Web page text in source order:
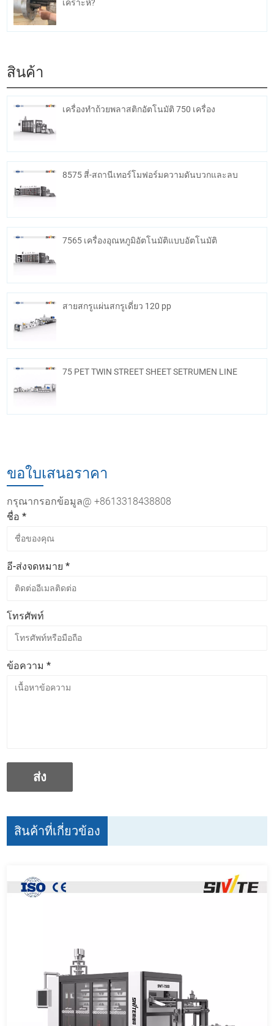
เคราะห์?
สินค้า
เครื่องทำถ้วยพลาสติกอัตโนมัติ 750 เครื่อง
8575 สี่-สถานีเทอร์โมฟอร์มความดันบวกและลบ
7565 เครื่องอุณหภูมิอัตโนมัติแบบอัตโนมัติ
สายสกรูแผ่นสกรูเดี่ยว 120 pp
75 PET TWIN STREET SHEET SETRUMEN LINE
ขอใบเสนอราคา
กรุณากรอกข้อมูล@ +8613318438808
ชื่อ *
อี-ส่งจดหมาย *
โทรศัพท์
ข้อความ *
สินค้าที่เกี่ยวข้อง